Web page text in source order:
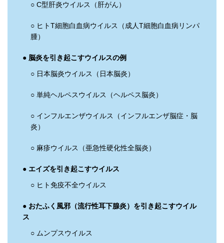
○ C型肝炎ウイルス（肝がん）
○ ヒトT細胞白血病ウイルス（成人T細胞白血病リンパ
腫）
● 脳炎を引き起こすウイルスの例
○ 日本脳炎ウイルス（日本脳炎）
○ 単純ヘルペスウイルス（ヘルペス脳炎）
○ インフルエンザウイルス（インフルエンザ脳症・脳
炎）
○ 麻疹ウイルス（亜急性硬化性全脳炎）
● エイズを引き起こすウイルス
○ ヒト免疫不全ウイルス
● おたふく風邪（流行性耳下腺炎）を引き起こすウイル
ス
○ ムンプスウイルス